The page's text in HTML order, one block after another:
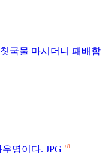
국물 마시더니 패배함
명이다. JPG +8